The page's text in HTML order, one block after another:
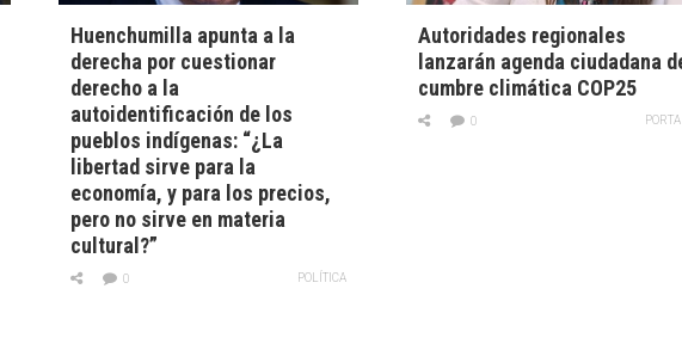
Huenchumilla apunta a la
derecha por cuestionar
derecho a la
autoidentificación de los
pueblos indígenas: “¿La
libertad sirve para la
economía, y para los precios,
pero no sirve en materia
cultural?”
POLÍTICA
0
Autoridades regionales
lanzarán agenda ciudadana
cumbre climática COP25
0